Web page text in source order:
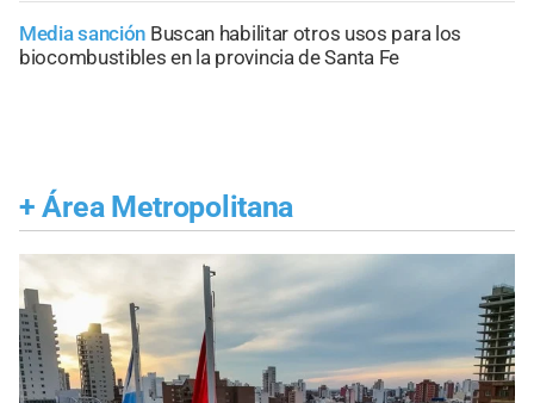
Media sanción Buscan habilitar otros usos para los
biocombustibles en la provincia de Santa Fe
+ Área Metropolitana